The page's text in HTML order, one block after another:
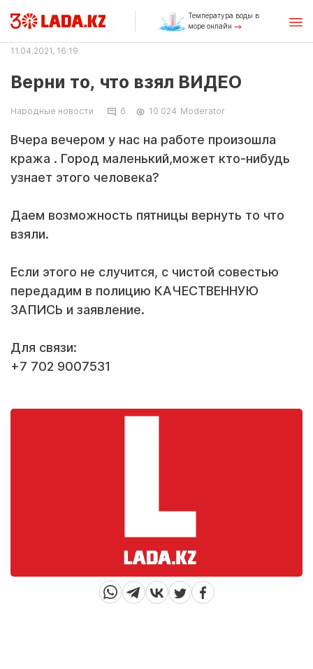
Температура воды в
море онлайн
11.04.2021, 16:19
Верни то, что взял ВИДЕО
Народные новости 6 10 024 Moderator
Вчера вечером у нас на работе произошла
кража . Город маленький,может кто-нибудь
узнает этого человека?
Даем возможность пятницы вернуть то что
взяли.
Если этого не случится, с чистой совестью
передадим в полицию КАЧЕСТВЕННУЮ
ЗАПИСЬ и заявление.
Для связи:
+7 702 9007531